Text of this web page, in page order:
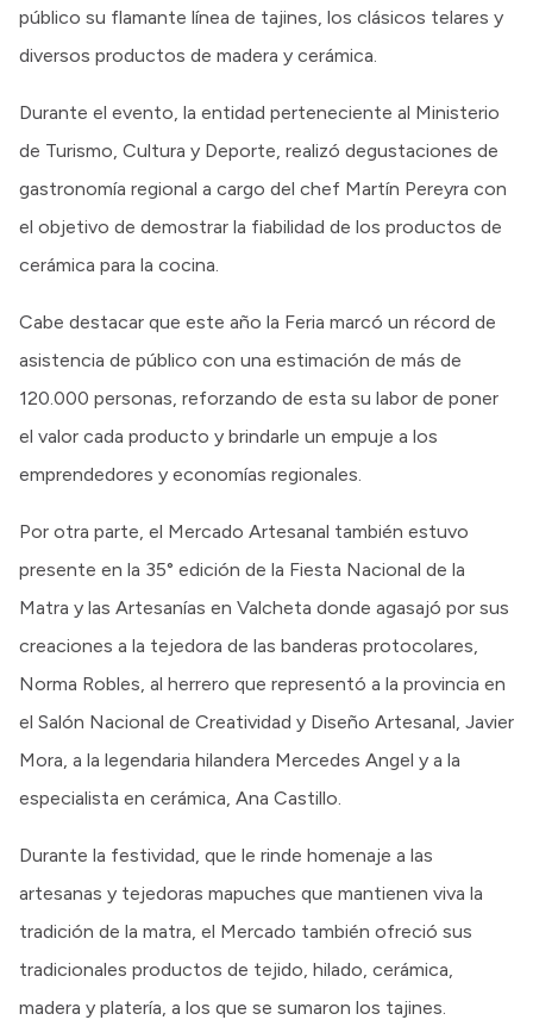
público su flamante línea de tajines, los clásicos telares y
diversos productos de madera y cerámica.
Durante el evento, la entidad perteneciente al Ministerio
de Turismo, Cultura y Deporte, realizó degustaciones de
gastronomía regional a cargo del chef Martín Pereyra con
el objetivo de demostrar la fiabilidad de los productos de
cerámica para la cocina.
Cabe destacar que este año la Feria marcó un récord de
asistencia de público con una estimación de más de
120.000 personas, reforzando de esta su labor de poner
el valor cada producto y brindarle un empuje a los
emprendedores y economías regionales.
Por otra parte, el Mercado Artesanal también estuvo
presente en la 35° edición de la Fiesta Nacional de la
Matra y las Artesanías en Valcheta donde agasajó por sus
creaciones a la tejedora de las banderas protocolares,
Norma Robles, al herrero que representó a la provincia en
el Salón Nacional de Creatividad y Diseño Artesanal, Javier
Mora, a la legendaria hilandera Mercedes Angel y a la
especialista en cerámica, Ana Castillo.
Durante la festividad, que le rinde homenaje a las
artesanas y tejedoras mapuches que mantienen viva la
tradición de la matra, el Mercado también ofreció sus
tradicionales productos de tejido, hilado, cerámica,
madera y platería, a los que se sumaron los tajines.